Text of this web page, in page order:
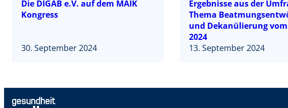
Die DIGAB e.V. auf dem MAIK
Kongress
30. September 2024
Ergebnisse aus der
Thema
und Dekanülierung
2024
13. September 2024